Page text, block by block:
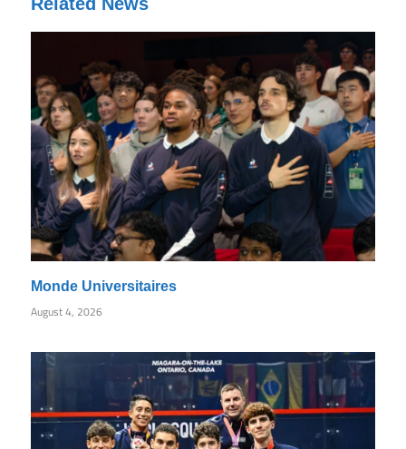
Monde Universitaires
August 4, 2026